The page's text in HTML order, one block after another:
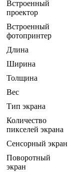
Встроенный
проектор
Встроенный
фотопринтер
Длина
Ширина
Толщина
Вес
Тип экрана
Количество
пикселей экрана
Сенсорный экран
Поворотный
экран